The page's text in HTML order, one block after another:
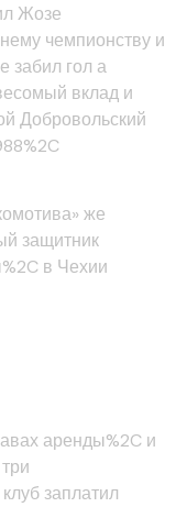
Жозе
чемпионству и
забил гол а
вклад и
Добровольский
же
защитник
в Чехии
аренды%2C и
заплатил